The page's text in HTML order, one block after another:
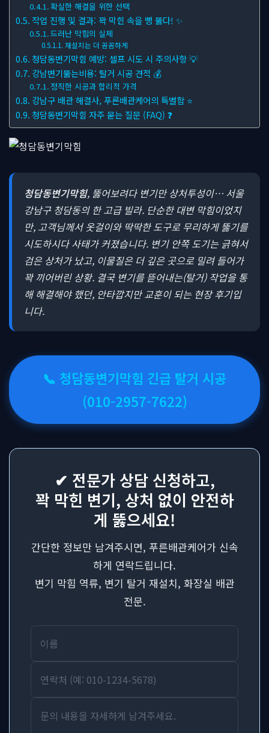
확실한 해결을 위한 선택
작업 진행 및 결과: 꽉 막힌 속을 뻥 뚫다! ✨
드러난 막힘의 실체
재설치는 더 꼼꼼하게
청담동변기막힘 예방: 셀프 시도 시 주의사항 💡
강남변기뚫는비용: 탈거 시공 견적 💰
정직한 시공과 합리적 가격
강남구 배관 해결사, 푸른배관케어의 특별함 ⭐
청담동변기막힘 자주 묻는 질문 (FAQ) ❓
청담동변기막힘, 뚫어보려다 변기만 상처투성이… 서울
강남구 청담동의 한 고급 빌라. 단순한 대변 막힘이었지
만, 고객님께서 옷걸이와 딱딱한 도구로 무리하게 뚫기를
시도하시다 사태가 커졌습니다. 변기 안쪽 도기는 긁혀서
검은 상처가 났고, 이물질은 더 깊은 곳으로 밀려 들어가
꽉 끼어버린 상황. 결국 변기를 뜯어내는(탈거) 작업을 통
해 해결해야 했던, 안타깝지만 교훈이 되는 현장 후기입
니다.
📞 청담동변기막힘 긴급 탈거 시공
(010-2957-7622)
✔ 전문가 상담 신청하고,
꽉 막힌 변기, 상처 없이 안전하
게 뚫으세요!
간단한 정보만 남겨주시면, 푸른배관케어가 신속
하게 연락드립니다.
변기 막힘 역류, 변기 탈거 재설치, 화장실 배관
전문.